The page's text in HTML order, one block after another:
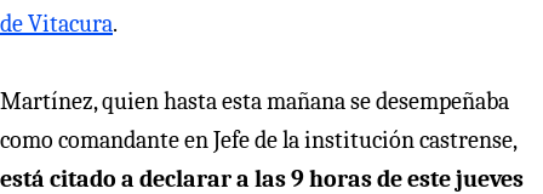
de Vitacura.
Martínez, quien hasta esta mañana se desempeñaba
como comandante en Jefe de la institución castrense,
está citado a declarar a las 9 horas de este jueves